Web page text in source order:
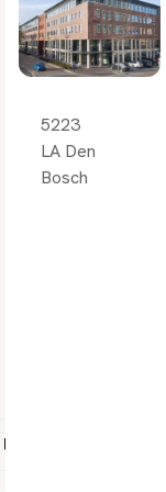
5223
LA Den
Bosch